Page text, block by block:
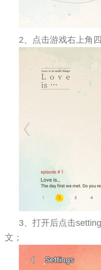
2、点击游戏右上角
3、打开后点击
文；